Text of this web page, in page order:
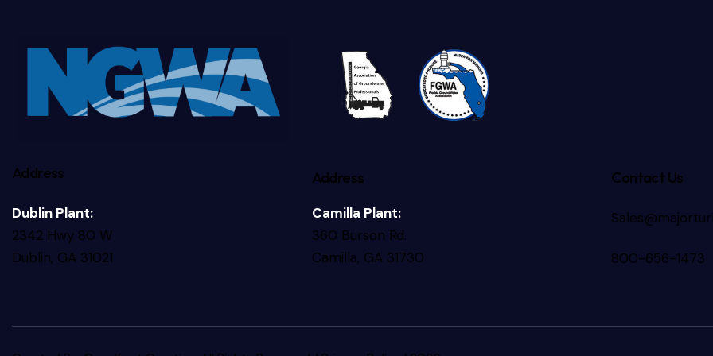
Address
Dublin Plant:
2342 Hwy 80 W
Dublin, GA 31021
Address
Camilla Plant:
360 Burson Rd.
Camilla, GA 31730
Contact Us
800-656-1473